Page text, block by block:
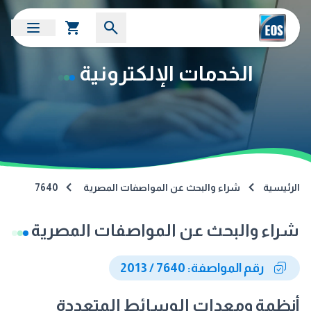
الخدمات الإلكترونية
الرئيسية شراء والبحث عن المواصفات المصرية 7640
شراء والبحث عن المواصفات المصرية
رقم المواصفة: 7640 / 2013
أنظمة ومعدات الوسائط المتعددة